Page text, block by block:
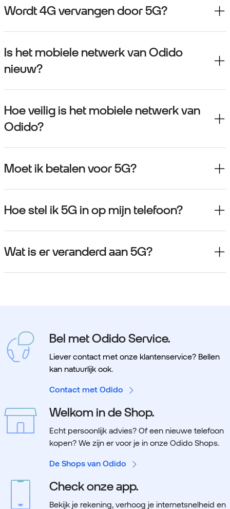
Wordt 4G vervangen door 5G?
Is het mobiele netwerk van Odido
nieuw?
Hoe veilig is het mobiele netwerk van
Odido?
Moet ik betalen voor 5G?
Hoe stel ik 5G in op mijn telefoon?
Wat is er veranderd aan 5G?
Bel met Odido Service.
Liever contact met onze klantenservice? Bellen
kan natuurlijk ook.
Contact met Odido
Welkom in de Shop.
Echt persoonlijk advies? Of een nieuwe telefoon
kopen? We zijn er voor je in onze Odido Shops.
De Shops van Odido
Check onze app.
Bekijk je rekening, verhoog je internetsnelheid en